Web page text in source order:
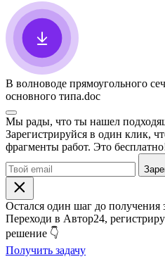
В волноводе прямоугольного
основного типа.doc
Мы рады, что ты нашел
Зарегистрируйся в один клик,
фрагменты работ. Это
Остался один шаг до получения
Переходи в Автор24,
решение 👇
Получить задачу